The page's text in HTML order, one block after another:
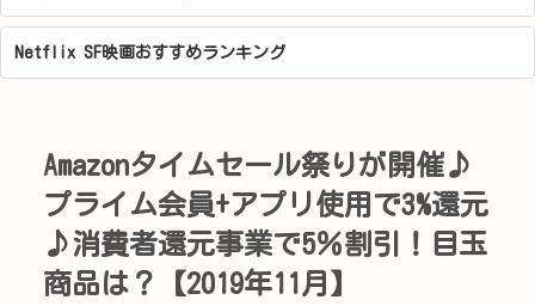
Netflix SF映画おすすめランキング
Amazonタイムセール祭りが開催♪
プライム会員+アプリ使用で3%還元
♪消費者還元事業で5％割引！目玉
商品は？【2019年11月】